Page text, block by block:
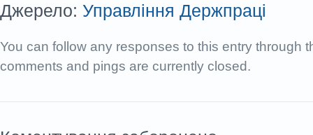
Джерело: Управління Держпраці
You can follow any responses to this entry through
comments and pings are currently closed.